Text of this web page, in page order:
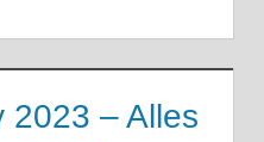
2023 – Alles